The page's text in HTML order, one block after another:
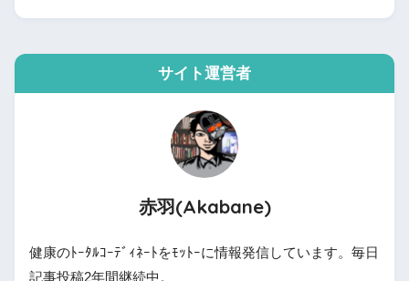
サイト運営者
赤羽(Akabane)
健康のﾄｰﾀﾙｺｰﾃﾞｨﾈｰﾄをﾓｯﾄｰに情報発信しています。毎日
記事投稿2年間継続中。